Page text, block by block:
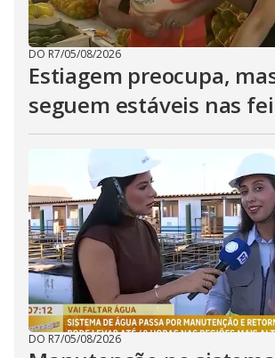
DO R7/05/08/2026
Estiagem preocupa,
seguem estáveis nas
DO R7/05/08/2026